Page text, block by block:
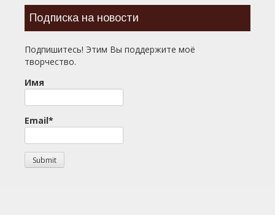
Подписка на новости
Подпишитесь! Этим Вы поддержите моё
творчество.
Имя
Email*